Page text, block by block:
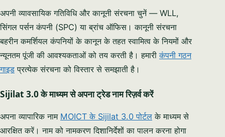
अपनी व्यावसायिक गतिविधि और कानूनी संरचना चुनें — WLL,
सिंगल पर्सन कंपनी (SPC) या ब्रांच ऑफिस। कानूनी संरचना
बहरीन कमर्शियल कंपनियों के कानून के तहत स्वामित्व के नियमों और
न्यूनतम पूंजी की आवश्यकताओं को तय करती है। हमारीकंपनी गठन
गाइड प्रत्येक संरचना को विस्तार से समझाती है।
Sijilat 3.0 के माध्यम से अपना ट्रेड नाम रिज़र्व करें
अपना व्यापारिक नाम MOICT के Sijilat 3.0 पोर्टल के माध्यम से
आरक्षित करें। नाम को नामकरण दिशानिर्देशों का पालन करना होगा
Start chatting →
Skip for now
No obligation · Replies within 1 business hour · Your data stays